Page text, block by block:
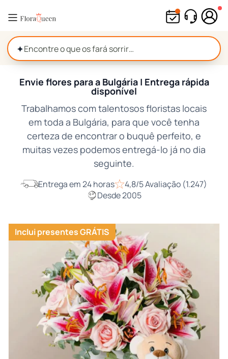
para
conteúdo
✦
Envie flores para a Bulgária | Entrega rápida
disponível
Trabalhamos com talentosos floristas locais
em toda a Bulgária, para que você tenha
certeza de encontrar o buquê perfeito, e
muitas vezes podemos entregá-lo já no dia
seguinte.
Entrega em 24 horas
4,8/5 Avaliação (1.247)
Desde 2005
Inclui presentes GRÁTIS